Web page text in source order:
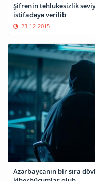
Şifrənin təhlükəsizlik
istifadəyə verilib
23-12-2015
Azərbaycanın bir sıra